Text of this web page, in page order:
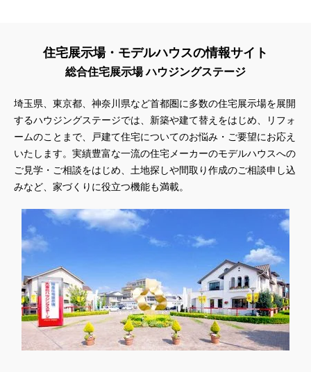
住宅展示場・モデルハウスの情報サイト
総合住宅展示場 ハウジングステージ
埼玉県、東京都、神奈川県など首都圏に多数の住宅展示場を展開
するハウジングステージでは、新築や建て替えをはじめ、リフォ
ームのことまで、戸建て住宅についてのお悩み・ご要望にお応え
いたします。実績豊富な一流の住宅メーカーのモデルハウスへの
ご見学・ご相談をはじめ、土地探しや間取り作成のご相談申し込
みなど、家づくりに役立つ機能も満載。